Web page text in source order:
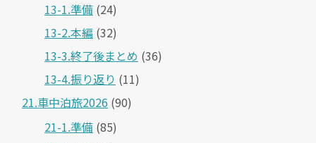
13-1.準備 (24)
13-2.本編 (32)
13-3.終了後まとめ (36)
13-4.振り返り (11)
21.車中泊旅2026 (90)
21-1.準備 (85)